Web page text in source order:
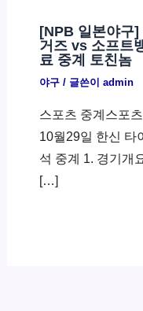
[NPB 일본야구]
거즈 vs 소프트
료 중계 토친놈
야구/ 글쓴이 admin
스포츠 중계스포
10월29일 한신 타
석 중계 1. 경기개
[…]